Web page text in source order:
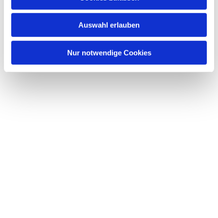
Auswahl erlauben
Nur notwendige Cookies